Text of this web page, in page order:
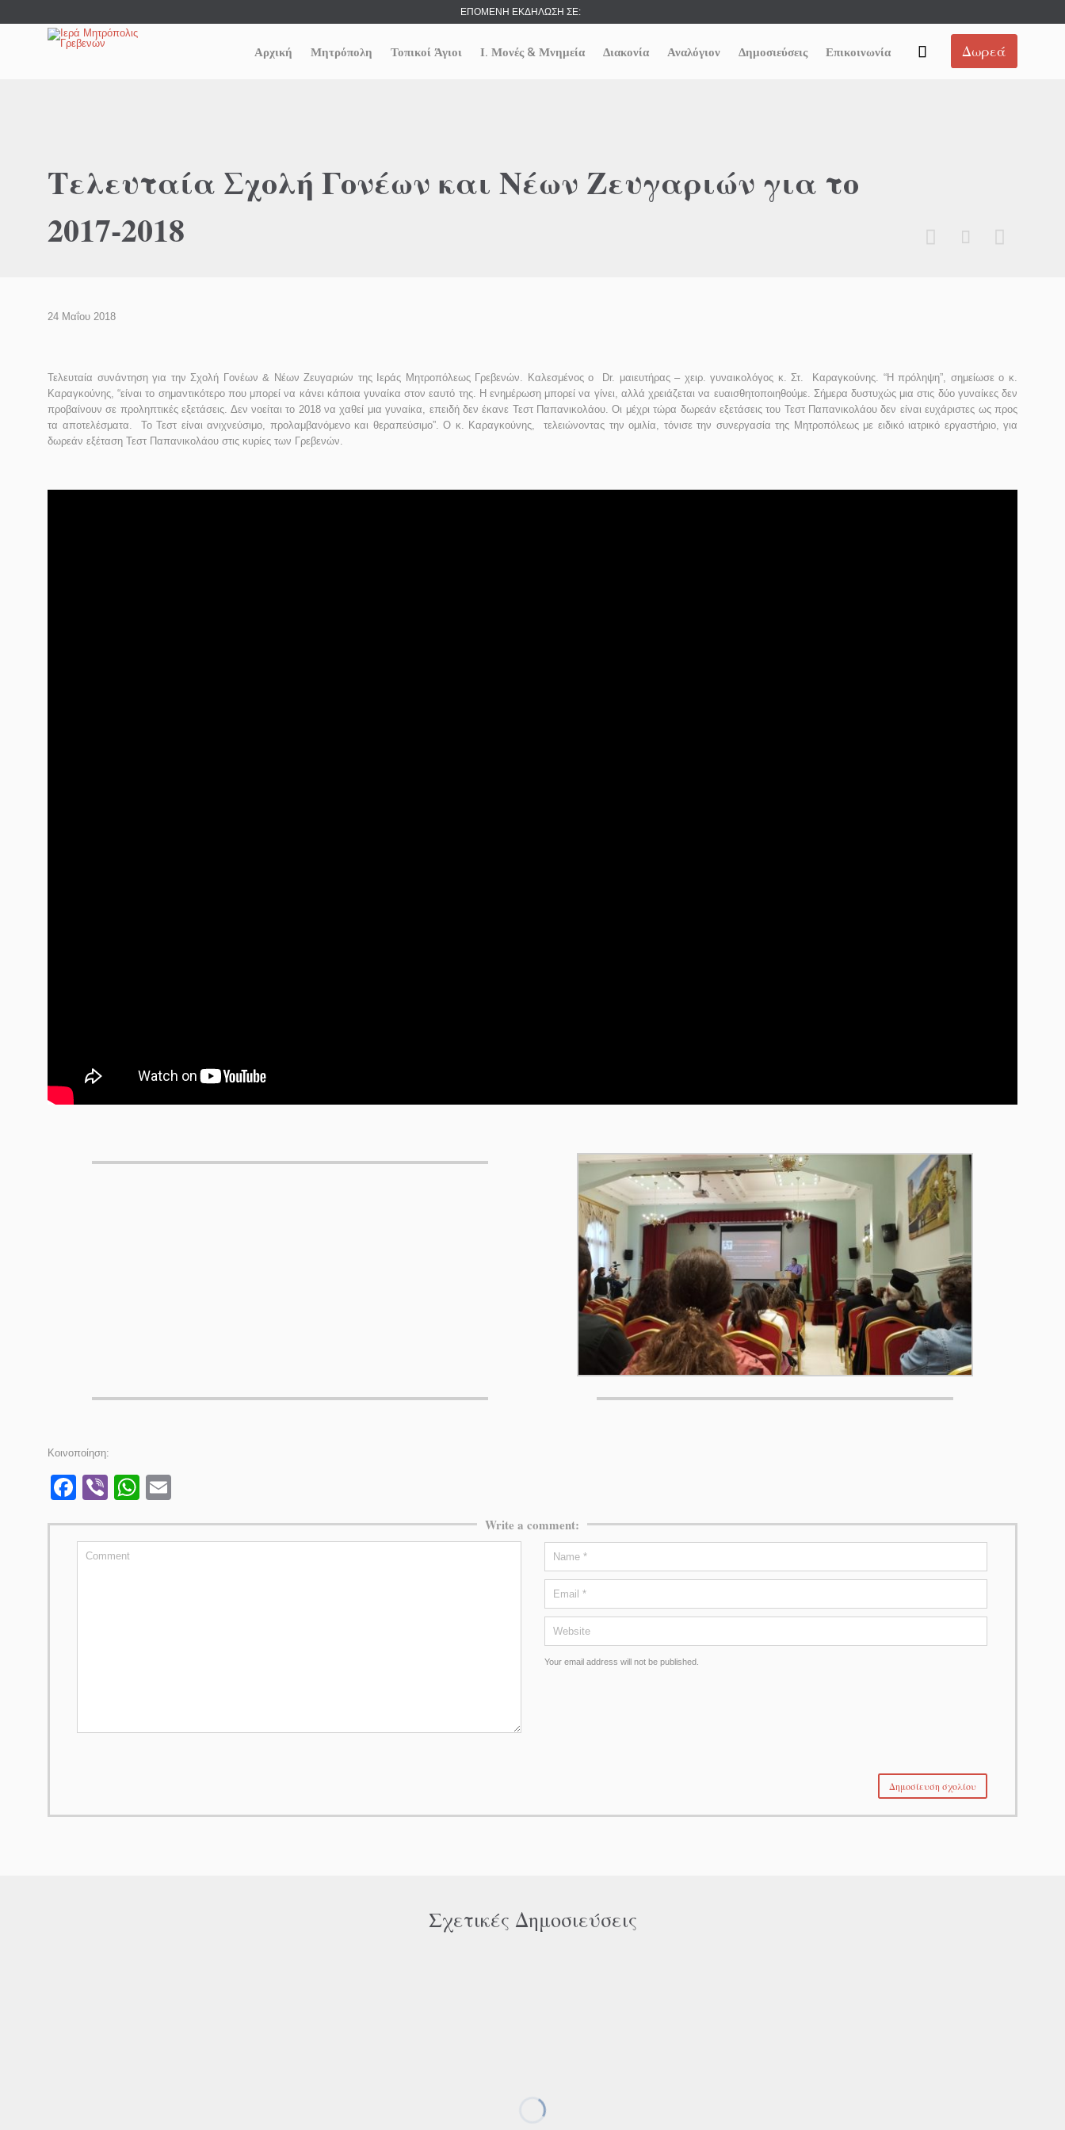
ΕΠΟΜΕΝΗ ΕΚΔΗΛΩΣΗ ΣΕ:
Αρχική Μητρόπολη Τοπικοί Άγιοι Ι. Μονές & Μνημεία Διακονία Αναλόγιον Δημοσιεύσεις Επικοινωνία  Δωρεά
Τελευταία Σχολή Γονέων και Νέων Ζευγαριών για το
2017-2018
  
24 Μαΐου 2018
Τελευταία συνάντηση για την Σχολή Γονέων & Νέων Ζευγαριών της Ιεράς Μητροπόλεως Γρεβενών. Καλεσμένος ο Dr. μαιευτήρας – χειρ. γυναικολόγος κ. Στ. Καραγκούνης. “Η πρόληψη”, σημείωσε ο κ.
Καραγκούνης, “είναι το σημαντικότερο που μπορεί να κάνει κάποια γυναίκα στον εαυτό της. Η ενημέρωση μπορεί να γίνει, αλλά χρειάζεται να ευαισθητοποιηθούμε. Σήμερα δυστυχώς μια στις δύο γυναίκες δεν
προβαίνουν σε προληπτικές εξετάσεις. Δεν νοείται το 2018 να χαθεί μια γυναίκα, επειδή δεν έκανε Τεστ Παπανικολάου. Οι μέχρι τώρα δωρεάν εξετάσεις του Τεστ Παπανικολάου δεν είναι ευχάριστες ως προς
τα αποτελέσματα. Το Τεστ είναι ανιχνεύσιμο, προλαμβανόμενο και θεραπεύσιμο”. Ο κ. Καραγκούνης, τελειώνοντας την ομιλία, τόνισε την συνεργασία της Μητροπόλεως με ειδικό ιατρικό εργαστήριο, για
δωρεάν εξέταση Τεστ Παπανικολάου στις κυρίες των Γρεβενών.
Κοινοποίηση:
Facebook
ViberWhatsApp
Write a comment:
Your email address will not be published.
Σχετικές Δημοσιεύσεις